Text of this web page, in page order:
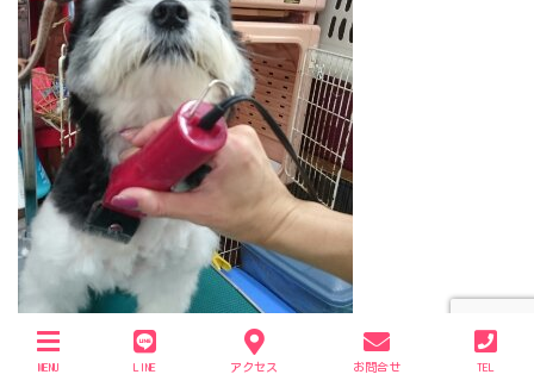
MENU LINE アクセス お問合せ TEL